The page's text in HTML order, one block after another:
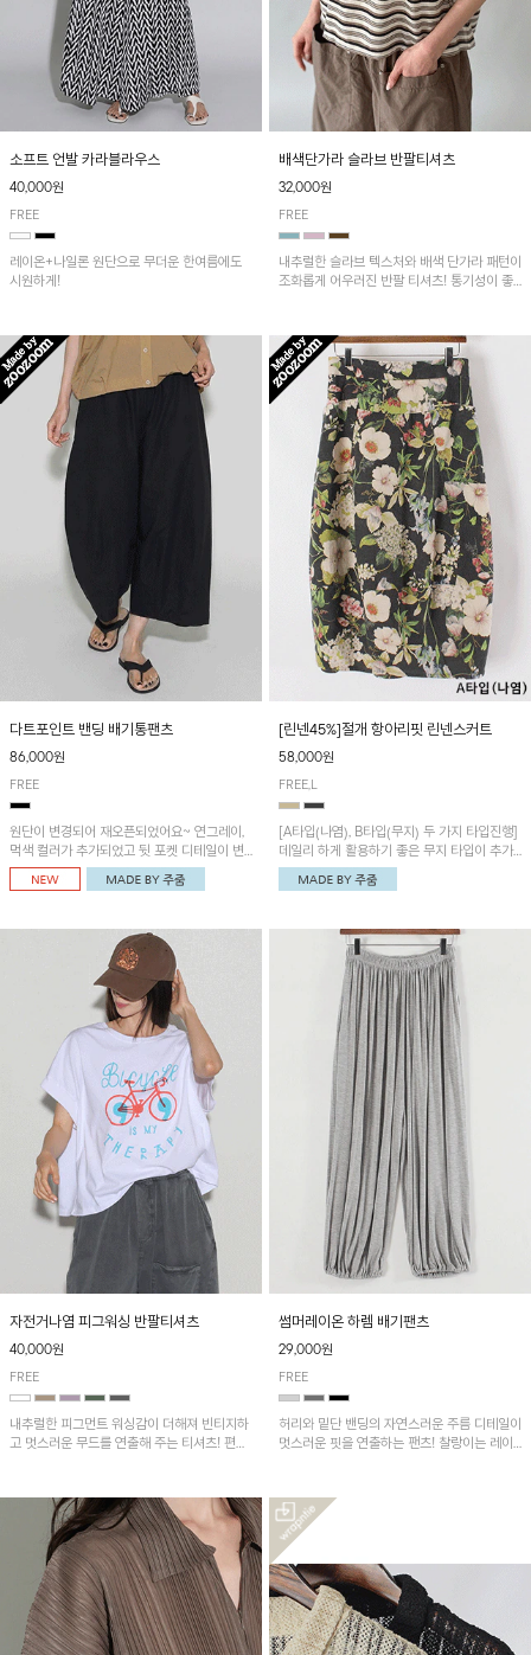
소프트 언발 카라블라우스
40,000원
FREE
레이온+나일론 원단으로 무더운 한여름에도
시원하게!
배색단가라 슬라브 반팔티셔츠
32,000원
FREE
내추럴한 슬라브 텍스처와 배색 단가라 패턴이
조화롭게 어우러진 반팔 티셔츠! 통기성이 좋
다트포인트 밴딩 배기통팬츠
86,000원
FREE
원단이 변경되어 재오픈되었어요~ 연그레이,
먹색 컬러가 추가되었고 뒷 포켓 디테일이 변
경되었습니다~가볍고 시원하게 착용되는 배
기통팬츠! 허리밴딩과 여유로운 통으로 편안해
[린넨45%]절개 항아리핏 린넨스커트
58,000원
FREE,L
[A타입(나염), B타입(무지) 두 가지 타입진행]
데일리 하게 활용하기 좋은 무지 타입이 추가
되었어요~ 볼륨감 있는 항아리핏 실루엣이 유
니크하며 포켓디테일이 POINT!
자전거나염 피그워싱 반팔티셔츠
40,000원
FREE
내추럴한 피그먼트 워싱감이 더해져 빈티지하
고 멋스러운 무드를 연출해 주는 티셔츠! 편안
썸머레이온 하렘 배기팬츠
29,000원
FREE
허리와 밑단 밴딩의 자연스러운 주름 디테일이
멋스러운 핏을 연출하는 팬츠! 찰랑이는 레이
기기 좋은 아이템입니다~